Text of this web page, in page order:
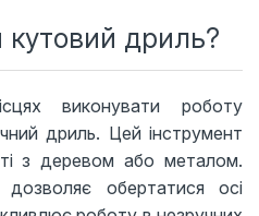
кутовий дриль?
виконувати роботу
дриль. Цей інструмент
з деревом або металом.
обертатися осі